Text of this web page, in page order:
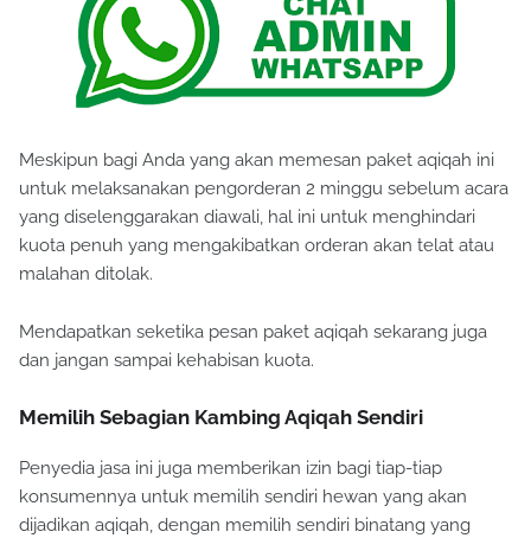
Meskipun bagi Anda yang akan memesan paket aqiqah ini
untuk melaksanakan pengorderan 2 minggu sebelum acara
yang diselenggarakan diawali, hal ini untuk menghindari
kuota penuh yang mengakibatkan orderan akan telat atau
malahan ditolak.
Mendapatkan seketika pesan paket aqiqah sekarang juga
dan jangan sampai kehabisan kuota.
Memilih Sebagian Kambing Aqiqah Sendiri
Penyedia jasa ini juga memberikan izin bagi tiap-tiap
konsumennya untuk memilih sendiri hewan yang akan
dijadikan aqiqah, dengan memilih sendiri binatang yang